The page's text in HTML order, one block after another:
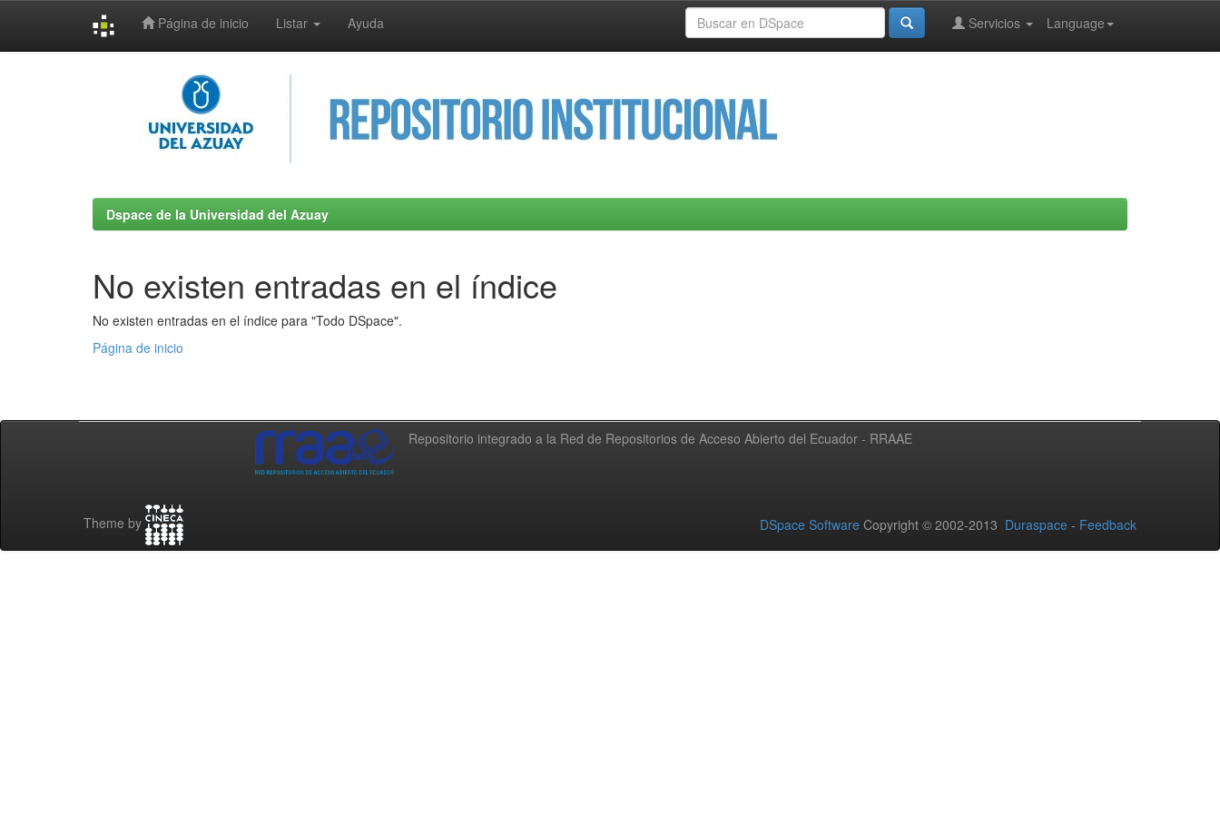
Página de inicio Listar Ayuda Language
Servicios
Dspace de la Universidad del Azuay
No existen entradas en el índice
No existen entradas en el índice para "Todo DSpace".
Página de inicio
Repositorio integrado a la Red de Repositorios de Acceso Abierto del Ecuador - RRAAE
Theme by DSpace Software Copyright © 2002-2013 Duraspace - Feedback